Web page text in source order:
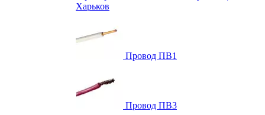
Харьков
Провод ПВ1
Провод ПВ3